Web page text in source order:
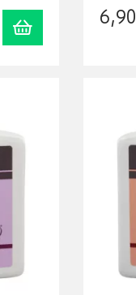
Ajouter au panier
6,90